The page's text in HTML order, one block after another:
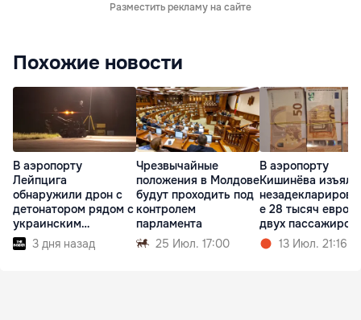
Разместить рекламу на сайте
Похожие новости
В аэропорту
Лейпцига
обнаружили дрон с
детонатором рядом с
украинским
самолетом
3 дня назад
Чрезвычайные
положения в Молдове
будут проходить под
контролем
парламента
25 Июл. 17:00
В аэропорту
Кишинёва изъяли
е 28 тысяч евро у
двух пассажиров
13 Июл. 21:16